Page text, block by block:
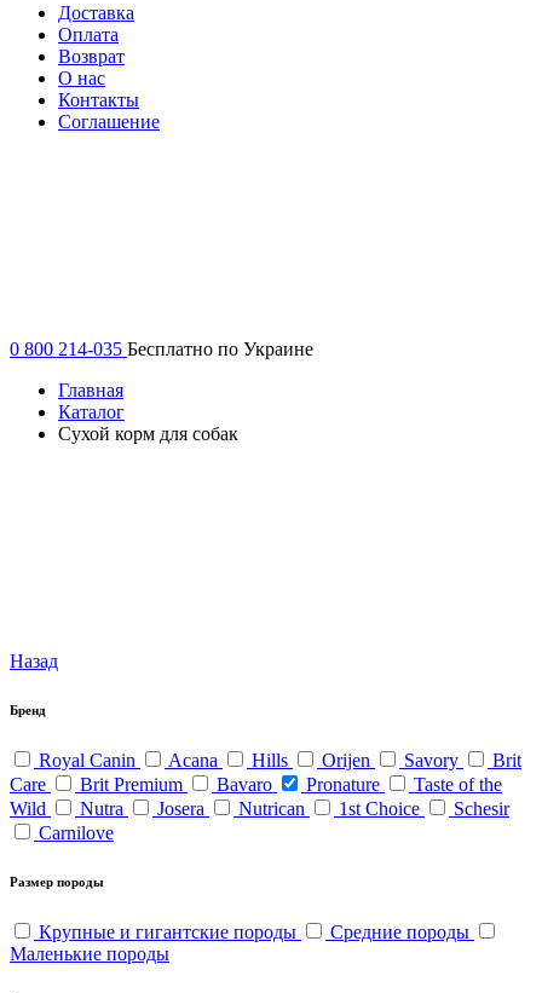
Доставка
Оплата
Возврат
О нас
Контакты
Соглашение
0 800 214-035 Бесплатно по Украине
Главная
Каталог
Сухой корм для собак
Назад
Бренд
Royal Canin Acana Hills Orijen Savory
Brit
Care
Brit Premium Bavaro Pronature
Taste of the
Wild
Nutra Josera Nutrican 1st Choice
Schesir
Carnilove
Размер породы
Крупные и гигантские породы
Средние породы
Маленькие породы